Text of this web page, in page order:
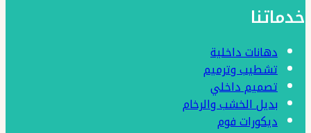
خدماتنا
دهانات داخلية
تشطيب وترميم
تصميم داخلي
بديل الخشب والرخام
ديكورات فوم